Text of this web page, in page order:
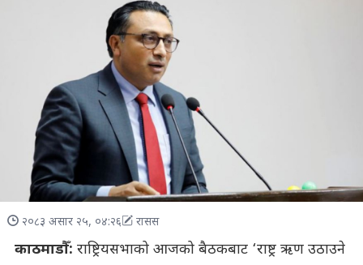
२०८३ असार २५, ०४:२६ रासस
काठमाडौँ: राष्ट्रियसभाको आजको बैठकबाट ‘राष्ट्र ऋण उठाउने